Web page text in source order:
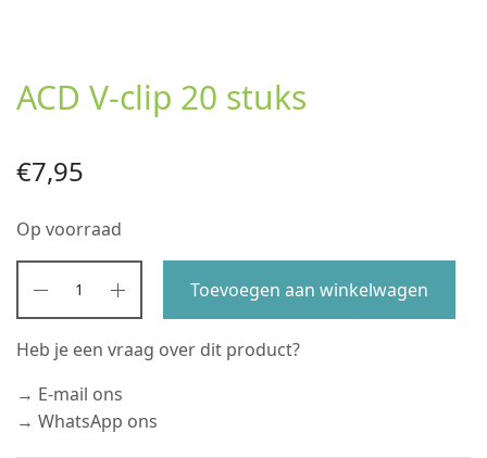
ACD V-clip 20 stuks
€7,95
Op voorraad
Toevoegen aan winkelwagen
Heb je een vraag over dit product?
→ E-mail ons
→ WhatsApp ons